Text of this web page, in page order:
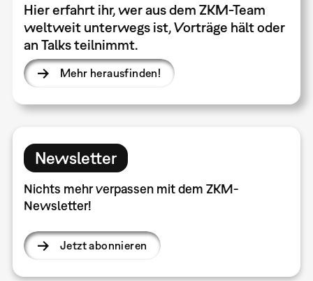
Hier erfahrt ihr, wer aus dem ZKM-Team
weltweit unterwegs ist, Vorträge hält oder
an Talks teilnimmt.
Mehr herausfinden!
Newsletter
Nichts mehr verpassen mit dem ZKM-
Newsletter!
Jetzt abonnieren